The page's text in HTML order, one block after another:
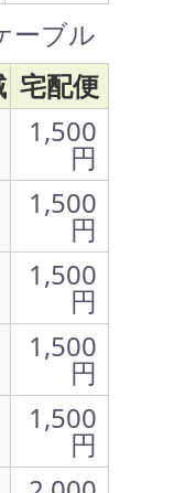
ーブル
宅配便
1,500
円
1,500
円
1,500
円
1,500
円
1,500
円